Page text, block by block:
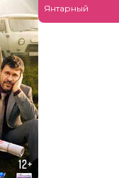
Янтарный